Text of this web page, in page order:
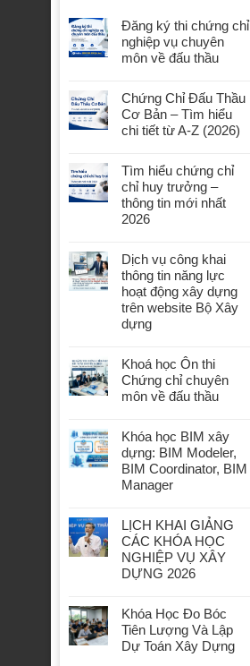
Đăng ký thi chứng chỉ
nghiệp vụ chuyên
môn về đấu thầu
Chứng Chỉ Đấu Thầu
Cơ Bản – Tìm hiểu
chi tiết từ A-Z (2026)
Tìm hiểu chứng chỉ
chỉ huy trưởng –
thông tin mới nhất
2026
Dịch vụ công khai
thông tin năng lực
hoạt động xây dựng
trên website Bộ Xây
dựng
Khoá học Ôn thi
Chứng chỉ chuyên
môn về đấu thầu
Khóa học BIM xây
dựng: BIM Modeler,
BIM Coordinator, BIM
Manager
LỊCH KHAI GIẢNG
CÁC KHÓA HỌC
NGHIỆP VỤ XÂY
DỰNG 2026
Khóa Học Đo Bóc
Tiên Lượng Và Lập
Dự Toán Xây Dựng